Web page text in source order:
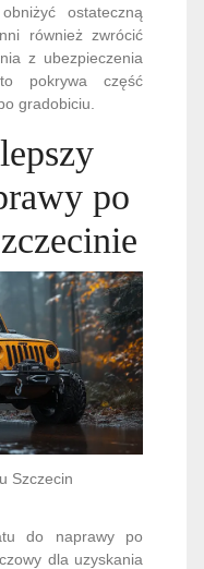
ostateczną
również zwrócić
z ubezpieczenia
pokrywa część
gradobiciu.
po
Szczecin
do naprawy po
dla uzyskania